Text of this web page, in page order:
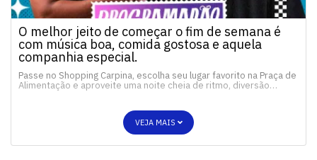
O melhor jeito de começar o fim de semana é
com música boa, comida gostosa e aquela
companhia especial.
Passe no Shopping Carpina, escolha seu lugar favorito na Praça de
Alimentação e aproveite uma noite cheia de ritmo, diversão…
VEJA MAIS